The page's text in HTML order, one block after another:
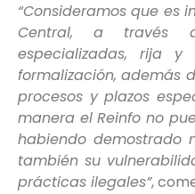
“Consideramos que es
Central, a través
especializadas, rija
formalización, además
procesos y plazos
manera el Reinfo no
habiendo demostrado
también su
prácticas ilegales”,